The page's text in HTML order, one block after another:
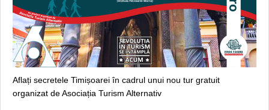
Aflați secretele Timișoarei în cadrul unui nou tur gratuit
organizat de Asociația Turism Alternativ